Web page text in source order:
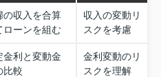
の収入を合算
ローンを組む
収入の変動リ
スクを考慮
金利と変動金
比較
金利変動のリ
スクを理解